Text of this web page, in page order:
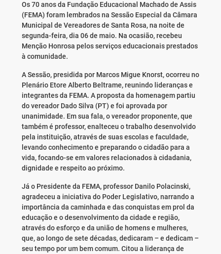
Os 70 anos da Fundação Educacional Machado de Assis
(FEMA) foram lembrados na Sessão Especial da Câmara
Municipal de Vereadores de Santa Rosa, na noite de
segunda-feira, dia 06 de maio. Na ocasião, recebeu
Menção Honrosa pelos serviços educacionais prestados
à comunidade.
A Sessão, presidida por Marcos Migue Knorst, ocorreu no
Plenário Etore Alberto Beltrame, reunindo lideranças e
integrantes da FEMA. A proposta da homenagem partiu
do vereador Dado Silva (PT) e foi aprovada por
unanimidade. Em sua fala, o vereador proponente, que
também é professor, enalteceu o trabalho desenvolvido
pela instituição, através de suas escolas e faculdade,
levando conhecimento e preparando o cidadão para a
vida, focando-se em valores relacionados à cidadania,
dignidade e respeito ao próximo.
Já o Presidente da FEMA, professor Danilo Polacinski,
agradeceu a iniciativa do Poder Legislativo, narrando a
importância da caminhada e das conquistas em prol da
educação e o desenvolvimento da cidade e região,
através do esforço e da união de homens e mulheres,
que, ao longo de sete décadas, dedicaram – e dedicam –
seu tempo por um bem comum. Citou a liderança de